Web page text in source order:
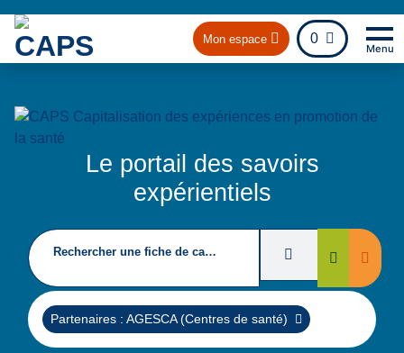
Mon espace 0
fichier
Menu
Le portail des savoirs
expérientiels
Rechercher une fiche de capitalisation Filtres deRechercher
Supprimer
Partenaires : AGESCA (Centres de santé)